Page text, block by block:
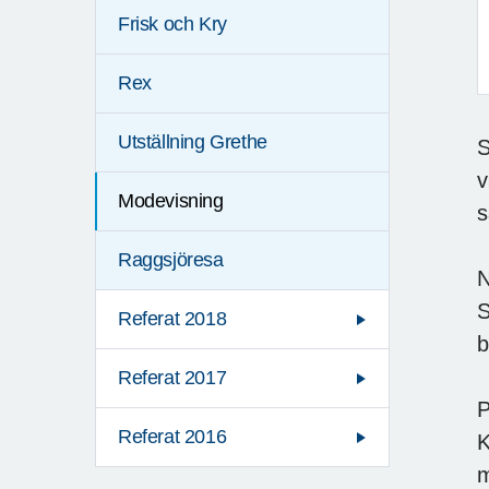
Frisk och Kry
Rex
Utställning Grethe
Modevisning
Raggsjöresa
Referat 2018
Referat 2017
Referat 2016